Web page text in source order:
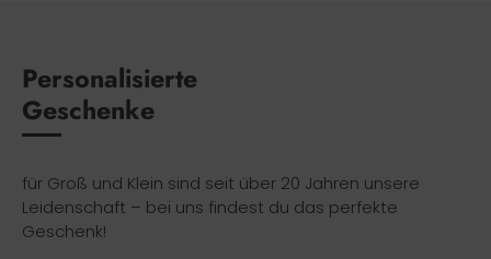
Personalisierte
Geschenke
für Groß und Klein sind seit über 20 Jahren unsere
Leidenschaft – bei uns findest du das perfekte
Geschenk!